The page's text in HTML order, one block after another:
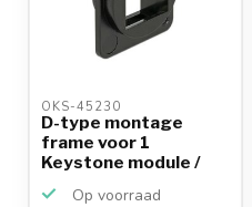
OKS-45230
D-type montage
frame voor 1
Keystone module /
Op voorraad